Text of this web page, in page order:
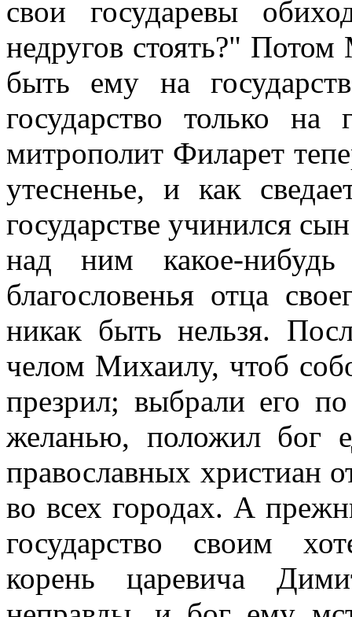
свои государевы
недругов стоять?"
быть ему на
государство только
митрополит Филарет
утесненье, и как
государстве учинился
над ним какое-
благословенья отца
никак быть нельзя.
челом Михаилу, чтоб
презрил; выбрали его
желанью, положил бог
православных христиан
во всех городах. А
государство своим
корень царевича